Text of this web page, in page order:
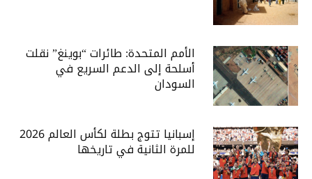
الأمم المتحدة: طائرات “بوينغ” نقلت
أسلحة إلى الدعم السريع في
السودان
إسبانيا تتوج بطلة لكأس العالم 2026
للمرة الثانية في تاريخها